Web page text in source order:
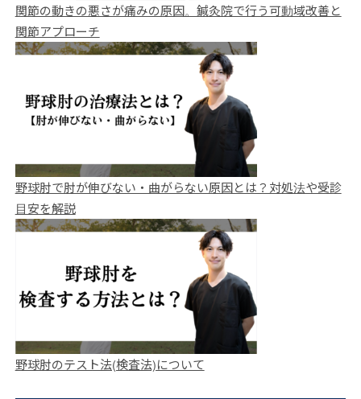
関節の動きの悪さが痛みの原因。鍼灸院で行う可動域改善と
関節アプローチ
野球肘で肘が伸びない・曲がらない原因とは？対処法や受診
目安を解説
野球肘のテスト法(検査法)について